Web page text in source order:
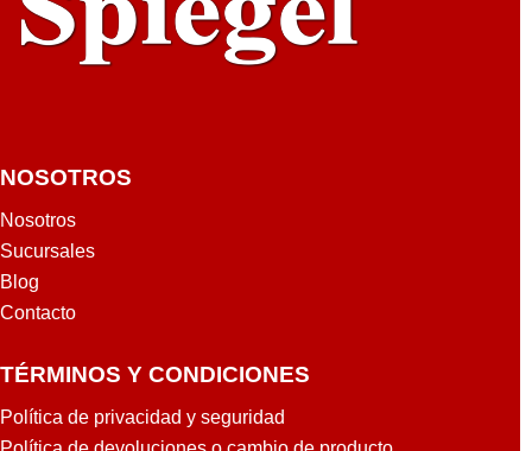
NOSOTROS
Nosotros
Sucursales
Blog
Contacto
TÉRMINOS Y CONDICIONES
Política de privacidad y seguridad